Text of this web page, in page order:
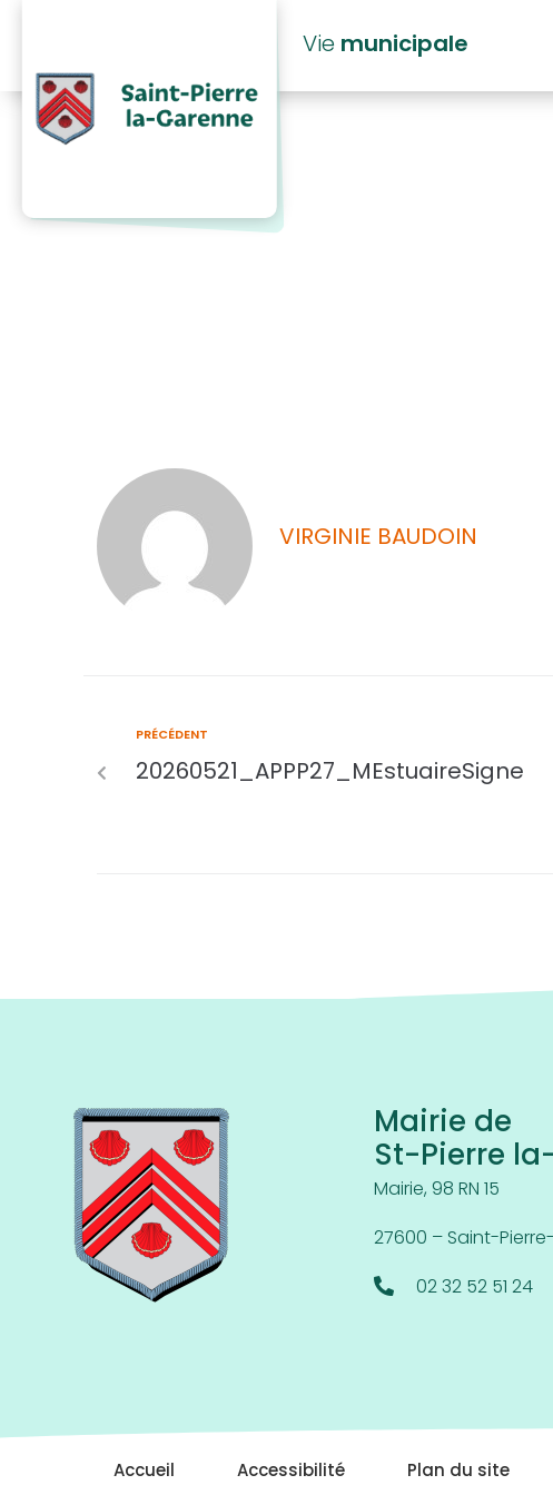
Vie municipale
2026_02
VIRGINIE BAUDOIN
PRÉCÉDENT
20260521_APPP27_MEstuaireSigne
Mairie de
St-Pierre
Mairie, 98 RN 15
27600 – Saint-
02 32 52 51 24
Accueil Accessibilité Plan du site